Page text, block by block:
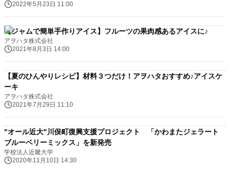
2022年5月23日 11:00
【ジャムで簡単手作りアイス】フルーツの果肉感あるアイスに♪
アヲハタ株式会社
2021年8月3日 14:00
【夏のひんやりレシピ】材料３つだけ！アヲハタおすすめ♪アイスケ
ーキ
アヲハタ株式会社
2021年7月29日 11:10
"オール近大"川俣町復興支援プロジェクト 「かわまたジェラート
ブルーベリーミックス」を新発売
学校法人近畿大学
2020年11月10日 14:30